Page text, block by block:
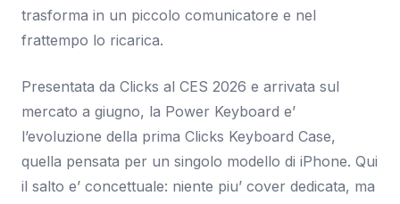
trasforma in un piccolo comunicatore e nel
frattempo lo ricarica.
Presentata da Clicks al CES 2026 e arrivata sul
mercato a giugno, la Power Keyboard e’
l’evoluzione della prima Clicks Keyboard Case,
quella pensata per un singolo modello di iPhone. Qui
il salto e’ concettuale: niente piu’ cover dedicata, ma